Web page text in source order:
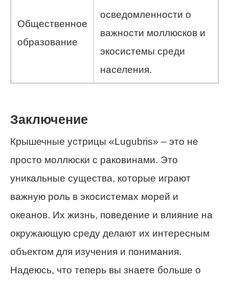
Общественное
образование
осведомленности о
важности моллюсков и
экосистемы среди
населения.
Заключение
Крышечные устрицы «Lugubris» – это не
просто моллюски с раковинами. Это
уникальные существа, которые играют
важную роль в экосистемах морей и
океанов. Их жизнь, поведение и влияние на
окружающую среду делают их интересным
объектом для изучения и понимания.
Надеюсь, что теперь вы знаете больше о